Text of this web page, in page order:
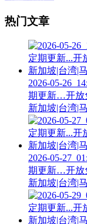
热门文章
2026-05-
期更新…开放
新加坡|台湾|
2026-05-
期更新…开放
新加坡|台湾|